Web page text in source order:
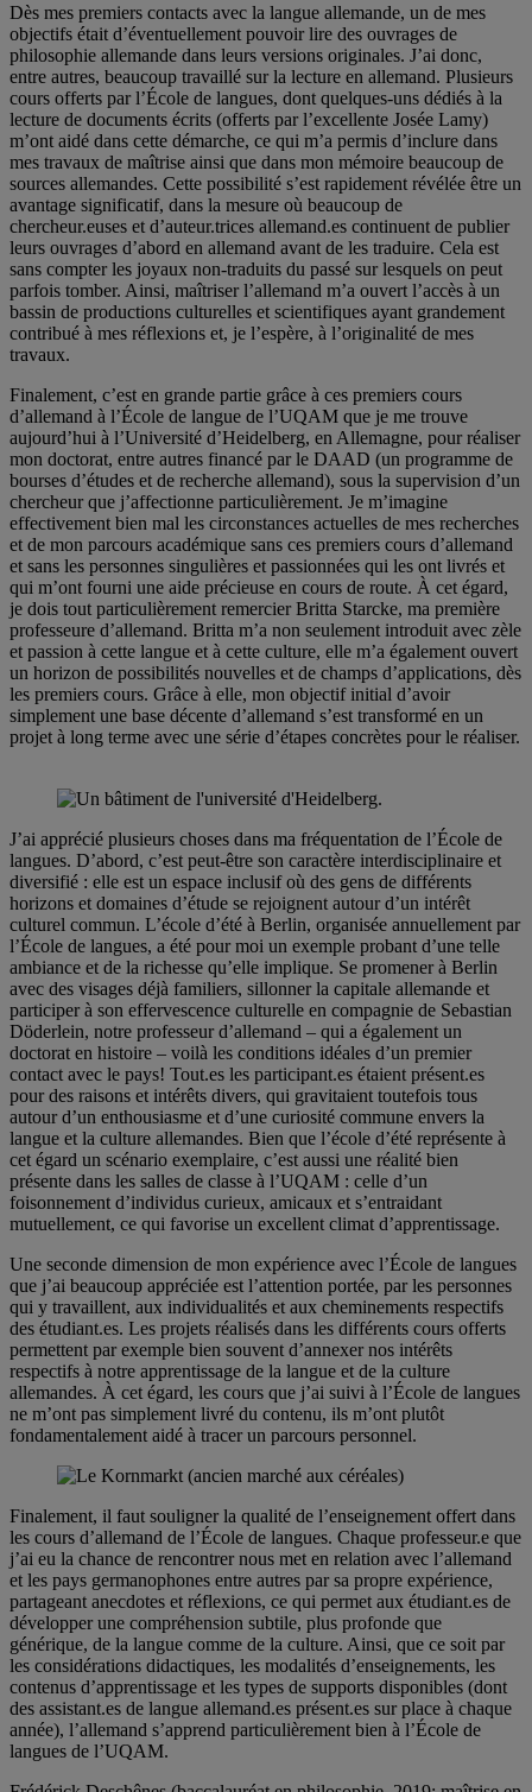
Dès mes premiers contacts avec la langue allemande, un de mes
objectifs était d’éventuellement pouvoir lire des ouvrages de
philosophie allemande dans leurs versions originales. J’ai donc,
entre autres, beaucoup travaillé sur la lecture en allemand. Plusieurs
cours offerts par l’École de langues, dont quelques-uns dédiés à la
lecture de documents écrits (offerts par l’excellente Josée Lamy)
m’ont aidé dans cette démarche, ce qui m’a permis d’inclure dans
mes travaux de maîtrise ainsi que dans mon mémoire beaucoup de
sources allemandes. Cette possibilité s’est rapidement révélée être un
avantage significatif, dans la mesure où beaucoup de
chercheur.euses et d’auteur.trices allemand.es continuent de publier
leurs ouvrages d’abord en allemand avant de les traduire. Cela est
sans compter les joyaux non-traduits du passé sur lesquels on peut
parfois tomber. Ainsi, maîtriser l’allemand m’a ouvert l’accès à un
bassin de productions culturelles et scientifiques ayant grandement
contribué à mes réflexions et, je l’espère, à l’originalité de mes
travaux.
Finalement, c’est en grande partie grâce à ces premiers cours
d’allemand à l’École de langue de l’UQAM que je me trouve
aujourd’hui à l’Université d’Heidelberg, en Allemagne, pour réaliser
mon doctorat, entre autres financé par le DAAD (un programme de
bourses d’études et de recherche allemand), sous la supervision d’un
chercheur que j’affectionne particulièrement. Je m’imagine
effectivement bien mal les circonstances actuelles de mes recherches
et de mon parcours académique sans ces premiers cours d’allemand
et sans les personnes singulières et passionnées qui les ont livrés et
qui m’ont fourni une aide précieuse en cours de route. À cet égard,
je dois tout particulièrement remercier Britta Starcke, ma première
professeure d’allemand. Britta m’a non seulement introduit avec zèle
et passion à cette langue et à cette culture, elle m’a également ouvert
un horizon de possibilités nouvelles et de champs d’applications, dès
les premiers cours. Grâce à elle, mon objectif initial d’avoir
simplement une base décente d’allemand s’est transformé en un
projet à long terme avec une série d’étapes concrètes pour le réaliser.
J’ai apprécié plusieurs choses dans ma fréquentation de l’École de
langues. D’abord, c’est peut-être son caractère interdisciplinaire et
diversifié : elle est un espace inclusif où des gens de différents
horizons et domaines d’étude se rejoignent autour d’un intérêt
culturel commun. L’école d’été à Berlin, organisée annuellement par
l’École de langues, a été pour moi un exemple probant d’une telle
ambiance et de la richesse qu’elle implique. Se promener à Berlin
avec des visages déjà familiers, sillonner la capitale allemande et
participer à son effervescence culturelle en compagnie de Sebastian
Döderlein, notre professeur d’allemand – qui a également un
doctorat en histoire – voilà les conditions idéales d’un premier
contact avec le pays! Tout.es les participant.es étaient présent.es
pour des raisons et intérêts divers, qui gravitaient toutefois tous
autour d’un enthousiasme et d’une curiosité commune envers la
langue et la culture allemandes. Bien que l’école d’été représente à
cet égard un scénario exemplaire, c’est aussi une réalité bien
présente dans les salles de classe à l’UQAM : celle d’un
foisonnement d’individus curieux, amicaux et s’entraidant
mutuellement, ce qui favorise un excellent climat d’apprentissage.
Une seconde dimension de mon expérience avec l’École de langues
que j’ai beaucoup appréciée est l’attention portée, par les personnes
qui y travaillent, aux individualités et aux cheminements respectifs
des étudiant.es. Les projets réalisés dans les différents cours offerts
permettent par exemple bien souvent d’annexer nos intérêts
respectifs à notre apprentissage de la langue et de la culture
allemandes. À cet égard, les cours que j’ai suivi à l’École de langues
ne m’ont pas simplement livré du contenu, ils m’ont plutôt
fondamentalement aidé à tracer un parcours personnel.
Finalement, il faut souligner la qualité de l’enseignement offert dans
les cours d’allemand de l’École de langues. Chaque professeur.e que
j’ai eu la chance de rencontrer nous met en relation avec l’allemand
et les pays germanophones entre autres par sa propre expérience,
partageant anecdotes et réflexions, ce qui permet aux étudiant.es de
développer une compréhension subtile, plus profonde que
générique, de la langue comme de la culture. Ainsi, que ce soit par
les considérations didactiques, les modalités d’enseignements, les
contenus d’apprentissage et les types de supports disponibles (dont
des assistant.es de langue allemand.es présent.es sur place à chaque
année), l’allemand s’apprend particulièrement bien à l’École de
langues de l’UQAM.